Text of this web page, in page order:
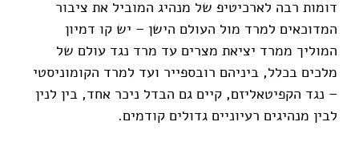
דומות רבה לארכיטיפ של מנהיג המוביל את ציבור
המדוכאים למרד מול העולם הישן – יש קו דמיון
המוליך ממרד יציאת מצרים עד מרד נגד עולם של
מלכים בכלל, ביניהם רובספייר ועד למרד הקומוניסטי
– נגד הקפיטאליזם, קיים גם הבדל ניכר אחד, בין לנין
לבין מנהיגים רעיוניים גדולים קודמים.